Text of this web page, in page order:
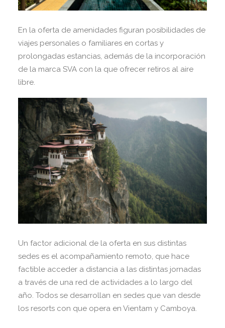
En la oferta de amenidades figuran posibilidades de
viajes personales o familiares en cortas y
prolongadas estancias, además de la incorporación
de la marca SVA con la que ofrecer retiros al aire
libre.
Un factor adicional de la oferta en sus distintas
sedes es el acompañamiento remoto, que hace
factible acceder a distancia a las distintas jornadas
a través de una red de actividades a lo largo del
año. Todos se desarrollan en sedes que van desde
los resorts con que opera en Vientam y Camboya.